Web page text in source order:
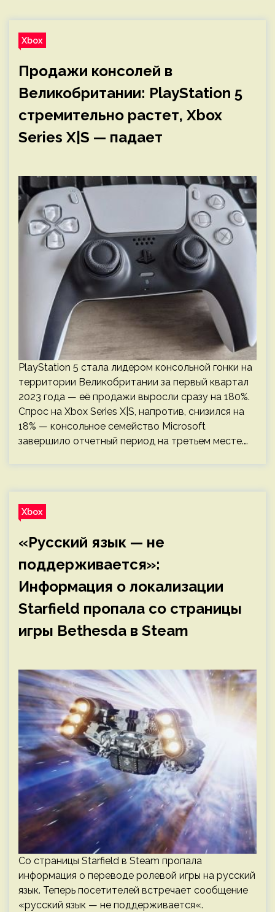
Xbox
Продажи консолей в
Великобритании: PlayStation 5
стремительно растет, Xbox
Series X|S — падает
PlayStation 5 стала лидером консольной гонки на
территории Великобритании за первый квартал
2023 года — её продажи выросли сразу на 180%.
Спрос на Xbox Series X|S, напротив, снизился на
18% — консольное семейство Microsoft
завершило отчетный период на третьем месте.…
Xbox
«Русский язык — не
поддерживается»:
Информация о локализации
Starfield пропала со страницы
игры Bethesda в Steam
Со страницы Starfield в Steam пропала
информация о переводе ролевой игры на русский
язык. Теперь посетителей встречает сообщение
«русский язык — не поддерживается«.